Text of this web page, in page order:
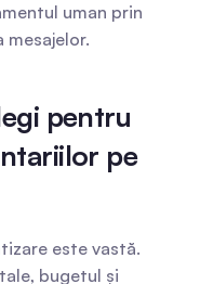
uman prin
pentru
pe
este vastă.
bugetul și